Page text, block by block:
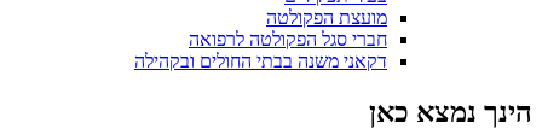
מועצת הפקולטה
חברי סגל הפקולטה לרפואה
דקאני משנה בבתי החולים ובקהילה
הינך נמצא כאן